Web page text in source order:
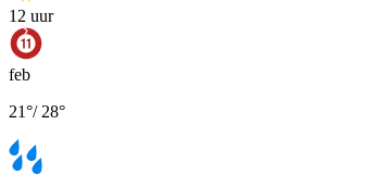
12 uur
feb
21°/ 28°